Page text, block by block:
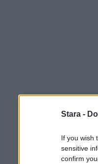
Stara -
If you wish
sensitive
confirm